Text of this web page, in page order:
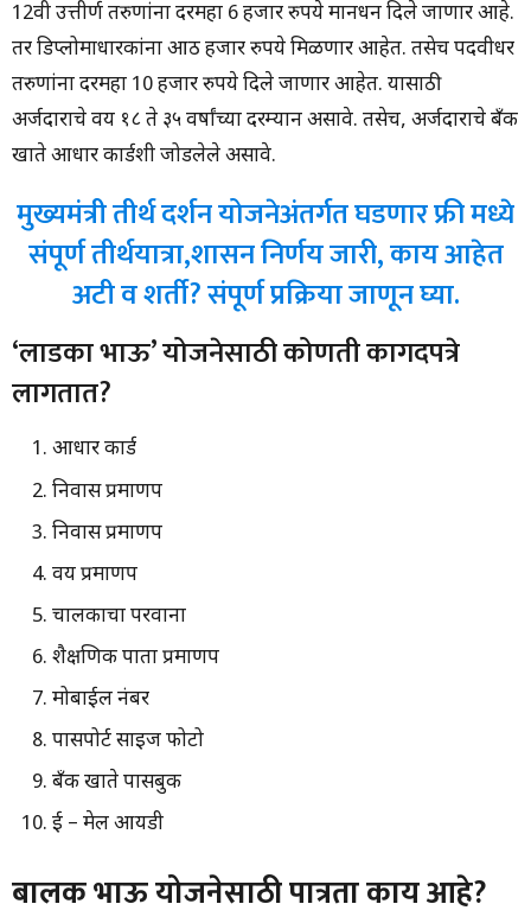
‘लाडका भाऊ’ योजनेसाठी कोणती कागदपत्रे लागतात?
बालक भाऊ योजनेसाठी पात्रता काय आहे?
आता सर्व महिलांना मिळणार मुख्यमंत्री लाडकी बहीण योजनेचा लाभ, सर्व अटी
शितील करण्यात आल्या, नवी शासन GR आला
12वी उत्तीर्ण तरुणांना दरमहा 6 हजार रुपये मानधन दिले जाणार आहे.
तर डिप्लोमाधारकांना आठ हजार रुपये मिळणार आहेत. तसेच पदवीधर
तरुणांना दरमहा 10 हजार रुपये दिले जाणार आहेत. यासाठी
अर्जदाराचे वय १८ ते ३५ वर्षांच्या दरम्यान असावे. तसेच, अर्जदाराचे बँक
खाते आधार कार्डशी जोडलेले असावे.
मुख्यमंत्री तीर्थ दर्शन योजनेअंतर्गत घडणार फ्री मध्ये
संपूर्ण तीर्थयात्रा,शासन निर्णय जारी, काय आहेत
अटी व शर्ती? संपूर्ण प्रक्रिया जाणून घ्या.
‘लाडका भाऊ’ योजनेसाठी कोणती कागदपत्रे
लागतात?
आधार कार्ड
निवास प्रमाणपत्र
निवास प्रमाणपत्र
वय प्रमाणपत्र
चालकाचा परवाना
शैक्षणिक पात्रता प्रमाणपत्र
मोबाईल नंबर
पासपोर्ट साइज फोटो
बँक खाते पासबुक
ई – मेल आयडी
बालक भाऊ योजनेसाठी पात्रता काय आहे?